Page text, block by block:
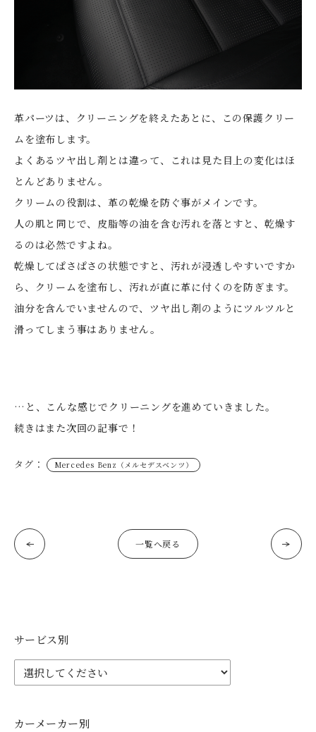
革パーツは、クリーニングを終えたあとに、この保護クリー
ムを塗布します。
よくあるツヤ出し剤とは違って、これは見た目上の変化はほ
とんどありません。
クリームの役割は、革の乾燥を防ぐ事がメインです。
人の肌と同じで、皮脂等の油を含む汚れを落とすと、乾燥す
るのは必然ですよね。
乾燥してぱさぱさの状態ですと、汚れが浸透しやすいですか
ら、クリームを塗布し、汚れが直に革に付くのを防ぎます。
油分を含んでいませんので、ツヤ出し剤のようにツルツルと
滑ってしまう事はありません。
…と、こんな感じでクリーニングを進めていきました。
続きはまた次回の記事で！
タグ： Mercedes Benz（メルセデスベンツ）
一覧へ戻る
サービス別
カーメーカー別